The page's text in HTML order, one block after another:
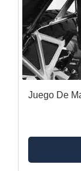
Juego De